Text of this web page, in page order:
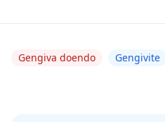
Gengiva doendo Gengivite